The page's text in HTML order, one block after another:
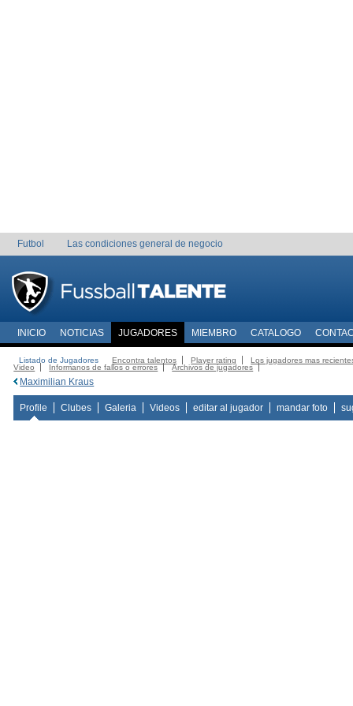
Futbol Las condiciones general de negocio
INICIO NOTICIAS JUGADORES MIEMBRO CATALOGO
Listado de Jugadores Encontra talentos Player rating
Los jugadores mas
Video
Informanos de fallos o errores Archivos de jugadores
Maximilian Kraus
Profile Clubes Galeria Videos editar al jugador mandar foto